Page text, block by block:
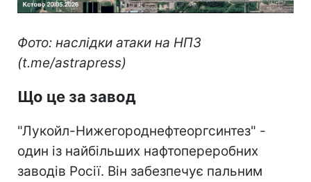
Фото: наслідки атаки на НПЗ
(t.me/astrapress)
Що це за завод
"Лукойл-Нижегороднефтеоргсинтез" -
один із найбільших нафтопереробних
заводів Росії. Він забезпечує пальним